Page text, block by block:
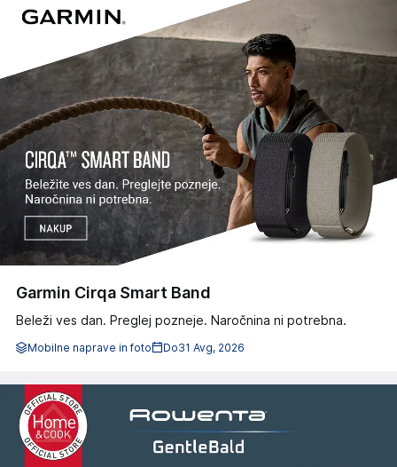
Garmin Cirqa Smart Band
Beleži ves dan. Preglej pozneje. Naročnina ni potrebna.
Mobilne naprave in foto Do31 Avg, 2026